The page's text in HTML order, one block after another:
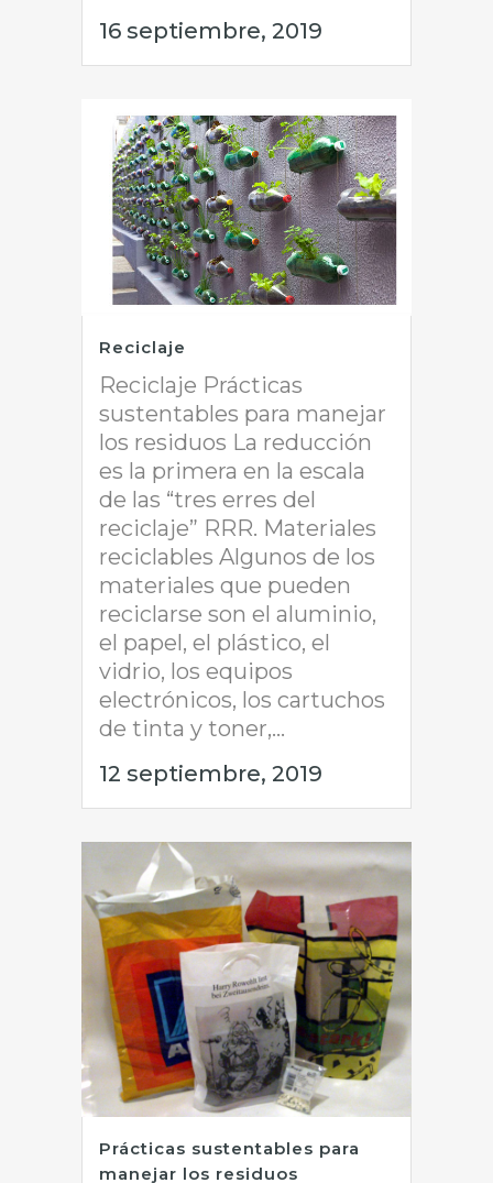
16 septiembre, 2019
Reciclaje
Reciclaje Prácticas
sustentables para manejar
los residuos La reducción
es la primera en la escala
de las “tres erres del
reciclaje” RRR. Materiales
reciclables Algunos de los
materiales que pueden
reciclarse son el aluminio,
el papel, el plástico, el
vidrio, los equipos
electrónicos, los cartuchos
de tinta y toner,...
12 septiembre, 2019
Prácticas sustentables para
manejar los residuos